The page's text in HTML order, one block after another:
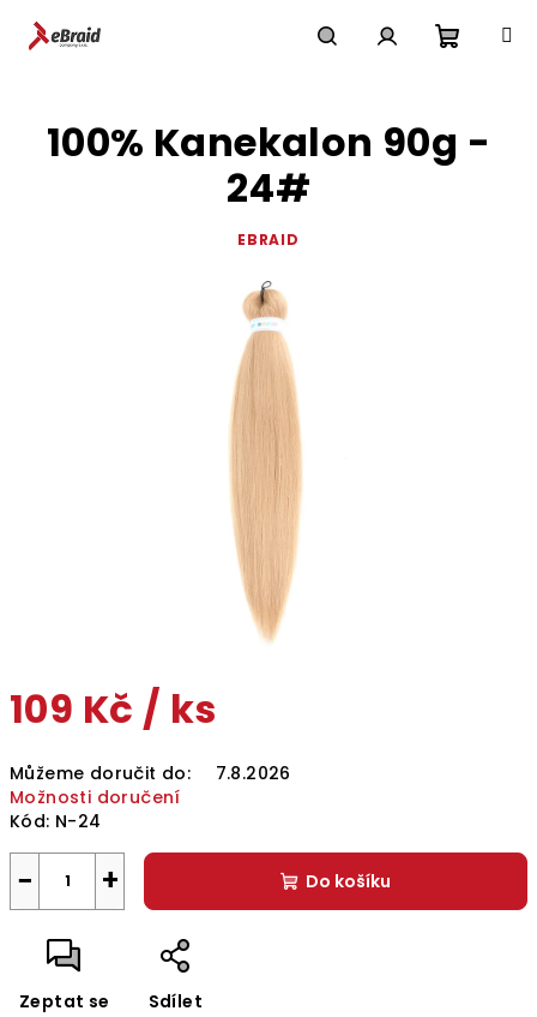
košík
109 Kč / ks
cena:
Můžeme doručit do:
7.8.2026
Možnosti doručení
Kód: N-24
+
− Do košíku
Zeptat se Sdílet
100% Kanekalon 90g -
24#
EBRAID